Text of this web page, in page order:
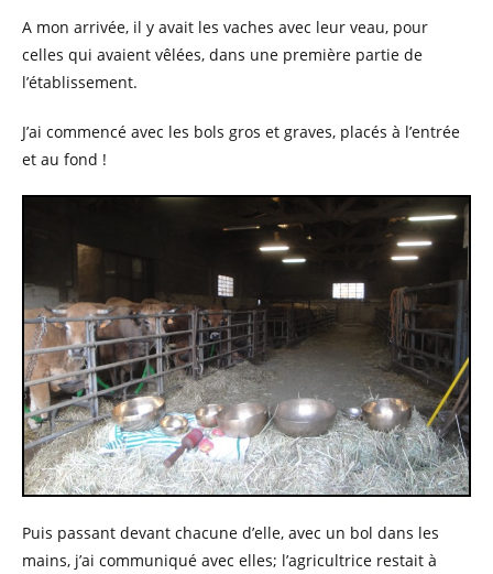
A mon arrivée, il y avait les vaches avec leur veau, pour
celles qui avaient vêlées, dans une première partie de
l’établissement.
J’ai commencé avec les bols gros et graves, placés à l’entrée
et au fond !
Puis passant devant chacune d’elle, avec un bol dans les
mains, j’ai communiqué avec elles; l’agricultrice restait à